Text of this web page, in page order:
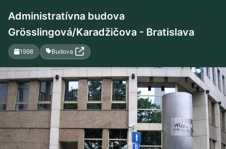
Administratívna budova
Grösslingová/Karadžičova - Bratislava
1998 Budova